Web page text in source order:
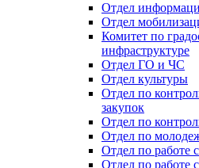
Отдел
Отдел
Комитет по
инфраструктуре
Отдел ГО и ЧС
Отдел культуры
Отдел по
закупок
Отдел по
Отдел по
Отдел по
Отдел по работе